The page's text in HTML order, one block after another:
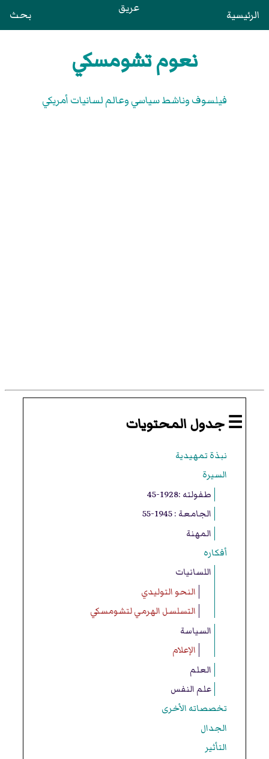
الرئيسية عريق بحث
نعوم تشومسكي
فيلسوف وناشط سياسي وعالم لسانيات أمريكي
☰ جدول المحتويات
نبذة تمهيدية
السيرة
طفولته :1928-45
الجامعة : 1945-55
المهنة
أفكاره
اللسانيات
النحو التوليدي
التسلسل الهرمي لتشومسكي
السياسة
الإعلام
العلم
علم النفس
تخصصاته الأخرى
الجدال
التأثير